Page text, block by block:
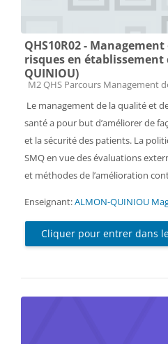
QHS10R02 -
risques en établissement
QUINIOU)
Catégorie de cours
M2 QHS Parcours Management
Le management de la qualité et
santé a pour but d’améliorer de
et la sécurité des patients. La
SMQ en vue des évaluations
et méthodes de l’amélioration
Enseignant:ALMON-QUINIOU
Cliquer pour entrer dans